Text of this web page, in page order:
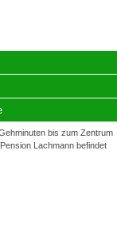
bis zum Zentrum
Lachmann befindet